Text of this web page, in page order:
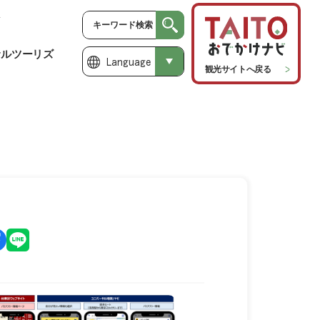
ツーリズ
Language
観光サイトへ戻る